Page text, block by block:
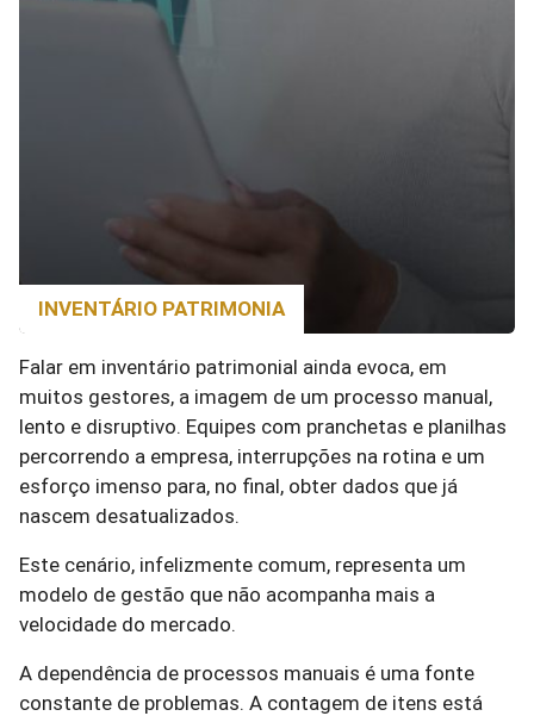
INVENTÁRIO PATRIMONIA
Falar em inventário patrimonial ainda evoca, em
muitos gestores, a imagem de um processo manual,
lento e disruptivo. Equipes com pranchetas e planilhas
percorrendo a empresa, interrupções na rotina e um
esforço imenso para, no final, obter dados que já
nascem desatualizados.
Este cenário, infelizmente comum, representa um
modelo de gestão que não acompanha mais a
velocidade do mercado.
A dependência de processos manuais é uma fonte
constante de problemas. A contagem de itens está